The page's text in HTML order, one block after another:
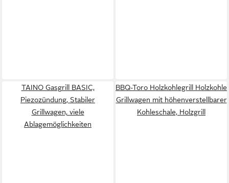
TAINO Gasgrill BASIC,
Piezozündung, Stabiler
Grillwagen, viele
Ablagemöglichkeiten
BBQ-Toro Holzkohlegrill Holzkohle
Grillwagen mit höhenverstellbarer
Kohleschale, Holzgrill